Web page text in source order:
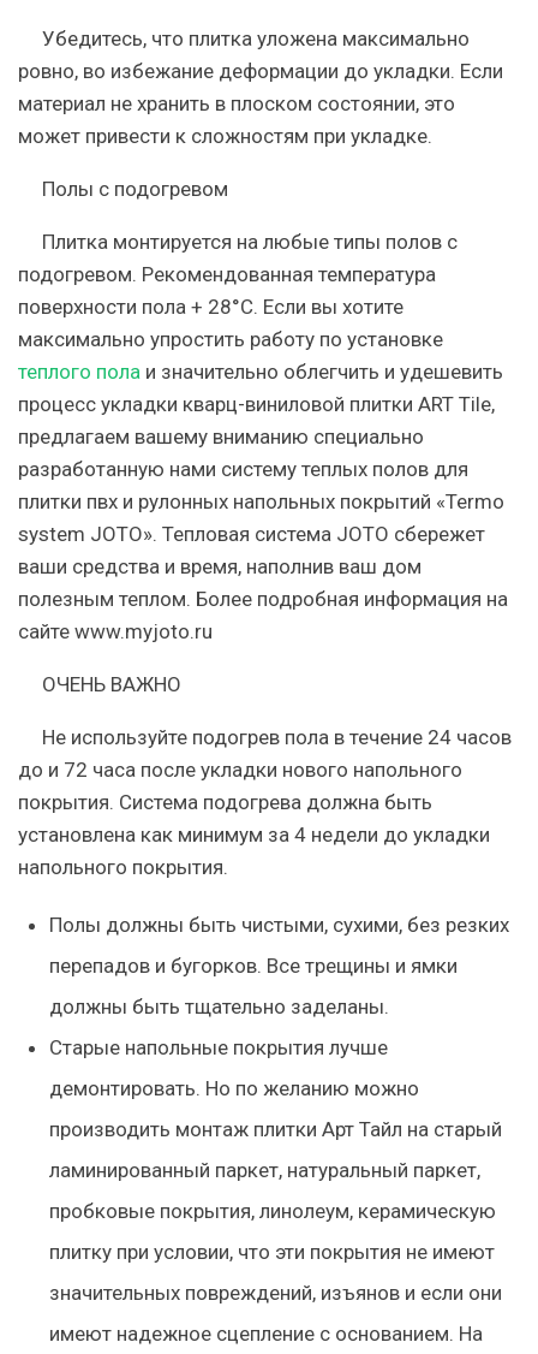
Убедитесь, что плитка уложена максимально
ровно, во избежание деформации до укладки. Если
материал не хранить в плоском состоянии, это
может привести к сложностям при укладке.
Полы с подогревом
Плитка монтируется на любые типы полов с
подогревом. Рекомендованная температура
поверхности пола + 28°С. Если вы хотите
максимально упростить работу по установке
теплого пола и значительно облегчить и удешевить
процесс укладки кварц-виниловой плитки ART Tile,
предлагаем вашему вниманию специально
разработанную нами систему теплых полов для
плитки пвх и рулонных напольных покрытий «Termo
system JOTO». Тепловая система JOTO сбережет
ваши средства и время, наполнив ваш дом
полезным теплом. Более подробная информация на
сайте www.myjoto.ru
ОЧЕНЬ ВАЖНО
Не используйте подогрев пола в течение 24 часов
до и 72 часа после укладки нового напольного
покрытия. Система подогрева должна быть
установлена как минимум за 4 недели до укладки
напольного покрытия.
Полы должны быть чистыми, сухими, без резких
перепадов и бугорков. Все трещины и ямки
должны быть тщательно заделаны.
Старые напольные покрытия лучше
демонтировать. Но по желанию можно
производить монтаж плитки Арт Тайл на старый
ламинированный паркет, натуральный паркет,
пробковые покрытия, линолеум, керамическую
плитку при условии, что эти покрытия не имеют
значительных повреждений, изъянов и если они
имеют надежное сцепление с основанием. На